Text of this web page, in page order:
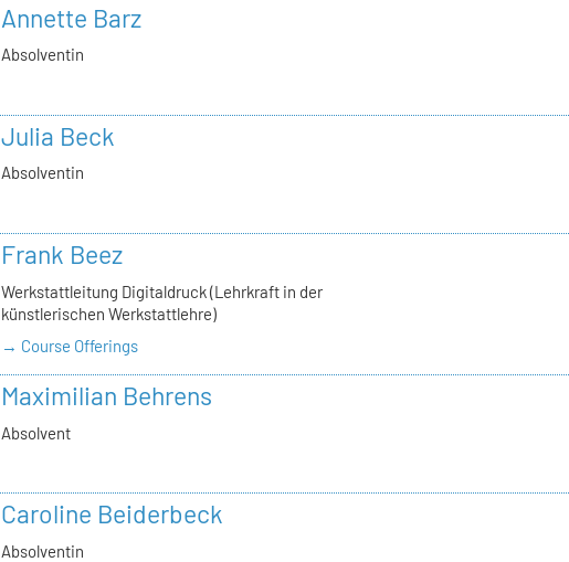
Annette Barz
Absolventin
Julia Beck
Absolventin
Frank Beez
Werkstattleitung Digitaldruck (Lehrkraft in der
künstlerischen Werkstattlehre)
→ Course Offerings
Maximilian Behrens
Absolvent
Caroline Beiderbeck
Absolventin